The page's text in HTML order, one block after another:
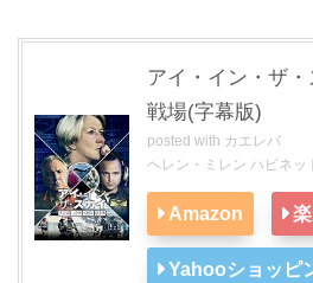
アイ・イン・ザ
戦場(字幕版)
posted with カエレバ
ヘレン・ミレン ハピネッ
Amazon
Yahooショッピ